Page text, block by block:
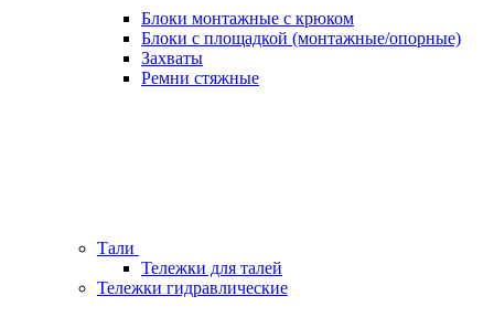
Блоки монтажные с крюком
Блоки с площадкой (монтажные/опорные)
Захваты
Ремни стяжные
Тали
Тележки для талей
Тележки гидравлические